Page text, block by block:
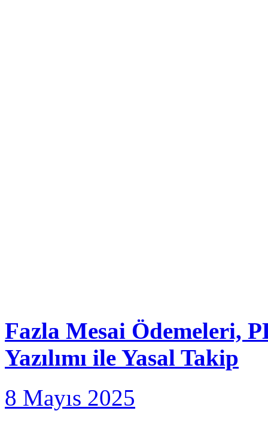
Fazla Mesai Ödemeleri,
Yazılımı ile Yasal Takip
8 Mayıs 2025